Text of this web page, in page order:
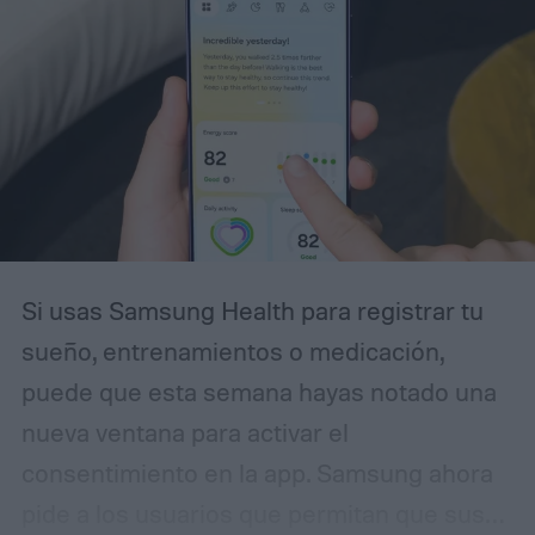
Si usas Samsung Health para registrar tu
sueño, entrenamientos o medicación,
puede que esta semana hayas notado una
nueva ventana para activar el